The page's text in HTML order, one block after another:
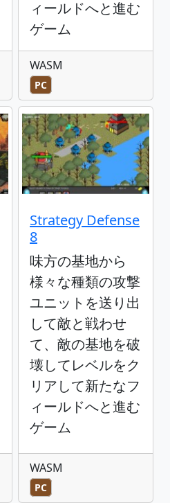
ィールドへと進む
ゲーム
WASM
PC
Strategy Defense
8
味方の基地から
様々な種類の攻撃
ユニットを送り出
して敵と戦わせ
て、敵の基地を破
壊してレベルをク
リアして新たなフ
ィールドへと進む
ゲーム
WASM
PC